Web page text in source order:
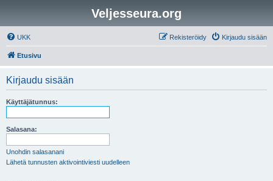
Veljesseura.org
UKK Kirjaudu sisään
Rekisteröidy
Etusivu
Kirjaudu sisään
Käyttäjätunnus:
Salasana:
Unohdin salasanani
Lähetä tunnusten aktivointiviesti uudelleen